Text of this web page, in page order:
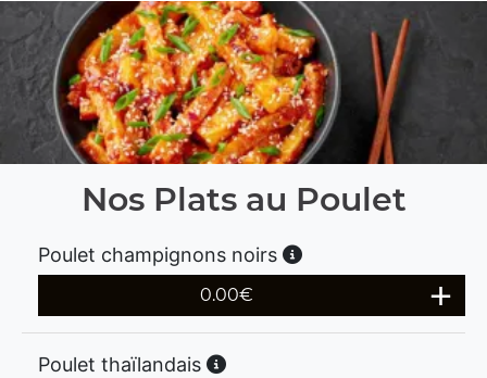
Nos Plats au Poulet
Poulet champignons noirs
0.00€
Poulet thaïlandais